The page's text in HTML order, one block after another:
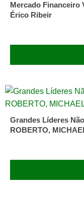
Mercado Financeiro
Érico Ribeir
Grandes Líderes
ROBERTO,